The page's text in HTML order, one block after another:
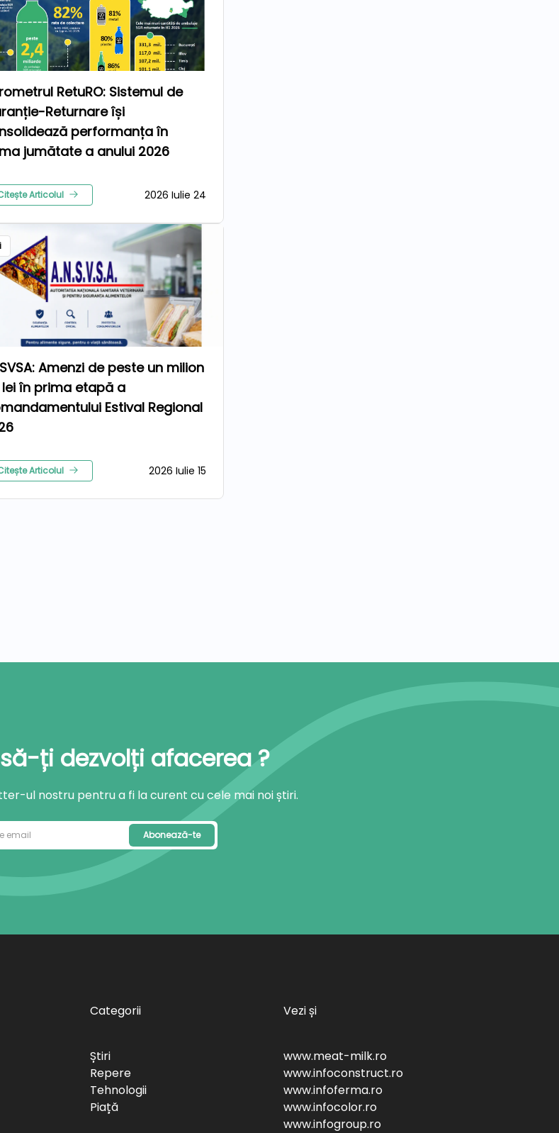
RetuRO: Sistemul de
Returnare își
performanța în
jumătate a anului 2026
Articolul 2026 Iulie 24
Amenzi de peste un milion
în prima etapă a
Estival Regional
Articolul 2026 Iulie 15
ți dezvolți afacerea ?
ul nostru pentru a fi la curent cu cele mai noi știri.
Abonează-te
Categorii
Știri
Repere
Tehnologii
Piață
Vezi și
www.meat-milk.ro
www.infoconstruct.ro
www.infoferma.ro
www.infocolor.ro
www.infogroup.ro